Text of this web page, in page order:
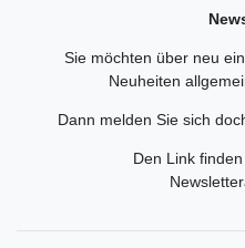
Sie möchten über neu
Neuheiten
Dann melden Sie sich
Den Link